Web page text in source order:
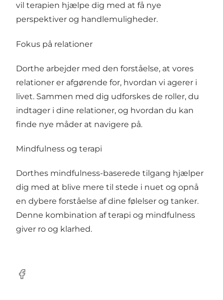
vil terapien hjælpe dig med at få nye
perspektiver og handlemuligheder.
Fokus på relationer
Dorthe arbejder med den forståelse, at vores
relationer er afgørende for, hvordan vi agerer i
livet. Sammen med dig udforskes de roller, du
indtager i dine relationer, og hvordan du kan
finde nye måder at navigere på.
Mindfulness og terapi
Dorthes mindfulness-baserede tilgang hjælper
dig med at blive mere til stede i nuet og opnå
en dybere forståelse af dine følelser og tanker.
Denne kombination af terapi og mindfulness
giver ro og klarhed.
facebook